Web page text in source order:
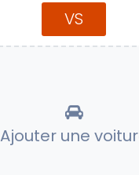
VS
Ajouter une